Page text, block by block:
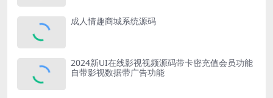
成人情趣商城系统源码
2024新UI在线影视视频源码带卡密充值会员功能
自带影视数据带广告功能